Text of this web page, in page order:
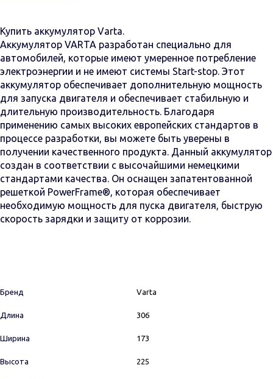
Купить аккумулятор Varta.
Аккумулятор VARTA разработан специально для
автомобилей, которые имеют умеренное потребление
электроэнергии и не имеют системы Start-stop. Этот
аккумулятор обеспечивает дополнительную мощность
для запуска двигателя и обеспечивает стабильную и
длительную производительность. Благодаря
применению самых высоких европейских стандартов в
процессе разработки, вы можете быть уверены в
получении качественного продукта. Данный аккумулятор
создан в соответствии с высочайшими немецкими
стандартами качества. Он оснащен запатентованной
решеткой PowerFrame®, которая обеспечивает
необходимую мощность для пуска двигателя, быструю
скорость зарядки и защиту от коррозии.
Бренд Varta
Длина 306
Ширина 173
Высота 225